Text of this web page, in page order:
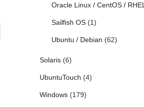
Oracle Linux / CentOS / RHEL
Sailfish OS(1)
Ubuntu / Debian (62)
Solaris(6)
UbuntuTouch (4)
Windows(179)